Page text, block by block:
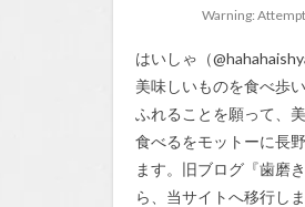
Warning:
はいしゃ（
美味しいものを食べ歩
ふれることを願って、
食べるをモットーに長
ます。旧ブログ『歯磨
ら、当サイトへ移行しま